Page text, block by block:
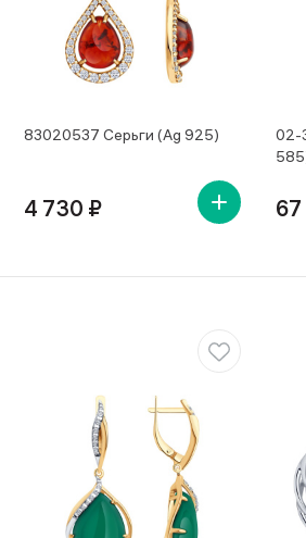
83020537 Серьги (Ag 925)
4 730 ₽
02-
67